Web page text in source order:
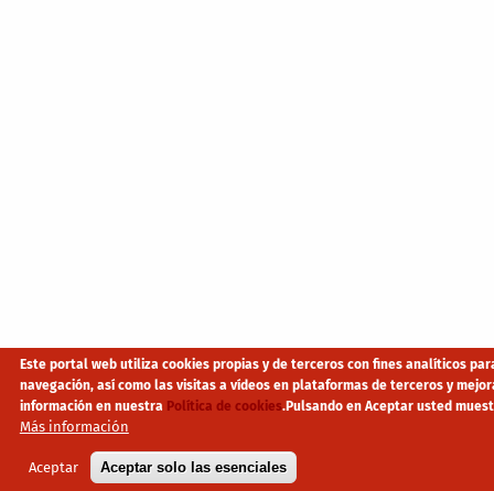
Este portal web utiliza cookies propias y de terceros con fines analíticos
navegación, así como las visitas a vídeos en plataformas de terceros y
información en nuestra Política de cookies.Pulsando en Aceptar usted
Más información
Aceptar Aceptar solo las esenciales